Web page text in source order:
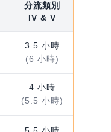
分流類別
IV & V
3.5 小時
(6 小時)
4 小時
(5.5 小時)